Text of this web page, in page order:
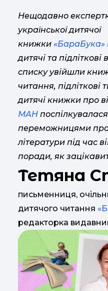
Нещодавно
української дитячої
книжки «БараБука»
дитячі та
списку увійшли
читання, підліткові
дитячі книжки про
МАН
переможницями про
літератури під час
поради, як
Тетяна
письменниця,
дитячого читання
редакторка